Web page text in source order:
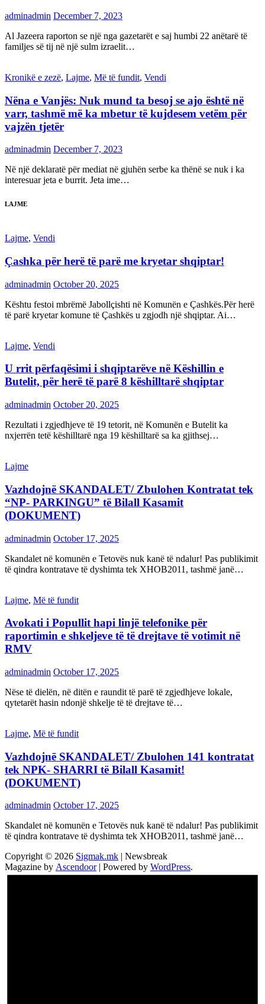
adminadmin December 7, 2023
Al Jazeera raporton se një nga gazetarët e saj humbi 22 anëtarë të
familjes së tij në një sulm izraelit…
Kronikë e zezë, Lajme, Më të fundit, Vendi
Nëna e Vanjës: Nuk mund ta besoj se ajo është në
varr, tashmë më ka mbetur të kujdesem vetëm për
vajzën tjetër
adminadmin December 7, 2023
Në një deklaratë për mediat në gjuhën serbe ka thënë se nuk i ka
interesuar jeta e burrit. Jeta ime…
LAJME
Lajme, Vendi
Çashka për herë të parë me kryetar shqiptar!
adminadmin October 20, 2025
Kështu festoi mbrëmë Jabollçishti në Komunën e Çashkës.Për herë
të parë kryetar komune të Çashkës u zgjodh një shqiptar. Ai…
Lajme, Vendi
U rrit përfaqësimi i shqiptarëve në Këshillin e
Butelit, për herë të parë 8 këshilltarë shqiptar
adminadmin October 20, 2025
Rezultati i zgjedhjeve të 19 tetorit, në Komunën e Butelit ka
nxjerrën tetë këshilltarë nga 19 këshilltarë sa ka gjithsej…
Lajme
Vazhdojnë SKANDALET/ Zbulohen Kontratat tek
“NP- PARKINGU” të Bilall Kasamit
(DOKUMENT)
adminadmin October 17, 2025
Skandalet në komunën e Tetovës nuk kanë të ndalur! Pas publikimit
të qindra kontratave të dyshimta tek XHOB2011, tashmë janë…
Lajme, Më të fundit
Avokati i Popullit hapi linjë telefonike për
raportimin e shkeljeve të të drejtave të votimit në
RMV
adminadmin October 17, 2025
Nëse të dielën, në ditën e raundit të parë të zgjedhjeve lokale,
qytetarët hasin ndonjë shkelje të të drejtave të…
Lajme, Më të fundit
Vazhdojnē SKANDALET/ Zbulohen 141 kontratat
tek NPK- SHARRI të Bilall Kasamit!
(DOKUMENT)
adminadmin October 17, 2025
Skandalet në komunën e Tetovës nuk kanë të ndalur! Pas publikimit
të qindra kontratave të dyshimta tek XHOB2011, tashmë janë…
Copyright © 2026 Sigmak.mk | Newsbreak
Magazine by Ascendoor| Powered by WordPress.